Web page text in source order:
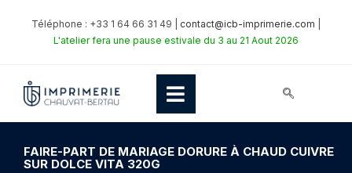
Téléphone : +33 1 64 66 31 49 | contact@icb-imprimerie.com
L'atelier fera une pause estivale du 3 au 21 Aout 2026
FAIRE-PART DE MARIAGE DORURE À CHAUD CUIVRE
SUR DOLCE VITA 320G